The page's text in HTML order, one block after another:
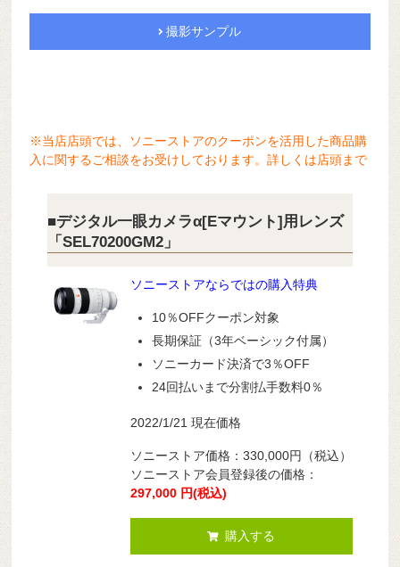
撮影サンプル
※当店店頭では、ソニーストアのクーポンを活用した商品購
入に関するご相談をお受けしております。詳しくは店頭まで
■デジタル一眼カメラα[Eマウント]用レンズ
「SEL70200GM2」
ソニーストアならではの購入特典
10％OFFクーポン対象
長期保証（3年ベーシック付属）
ソニーカード決済で3％OFF
24回払いまで分割払手数料0％
2022/1/21 現在価格
ソニーストア価格：330,000円（税込）
ソニーストア会員登録後の価格：
297,000 円(税込)
購入する